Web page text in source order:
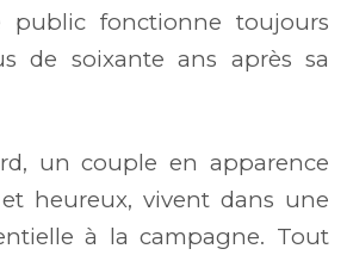
public fonctionne toujours
de soixante ans après sa
un couple en apparence
heureux, vivent dans une
à la campagne. Tout